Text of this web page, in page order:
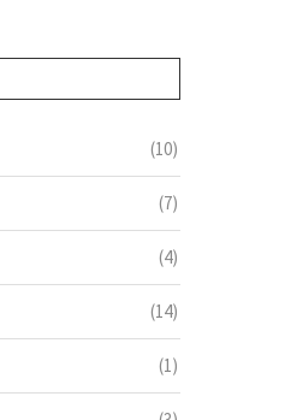
(10)
(7)
(4)
(14)
(1)